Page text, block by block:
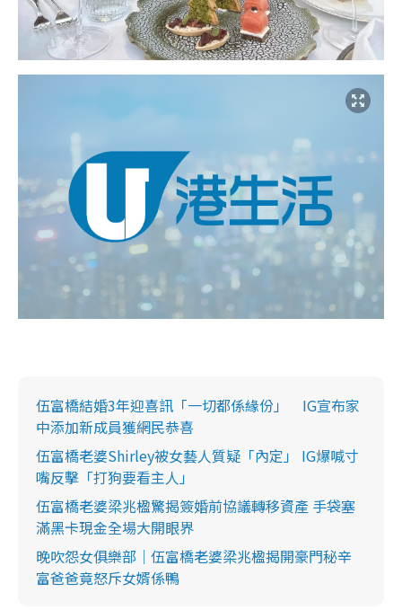
伍富橋結婚3年迎喜訊「一切都係緣份」 IG宣布家
中添加新成員獲網民恭喜
伍富橋老婆Shirley被女藝人質疑「內定」 IG爆喊寸
嘴反擊「打狗要看主人」
伍富橋老婆梁兆楹驚揭簽婚前協議轉移資產 手袋塞
滿黑卡現金全場大開眼界
晚吹怨女俱樂部｜伍富橋老婆梁兆楹揭開豪門秘辛
富爸爸竟怒斥女婿係鴨